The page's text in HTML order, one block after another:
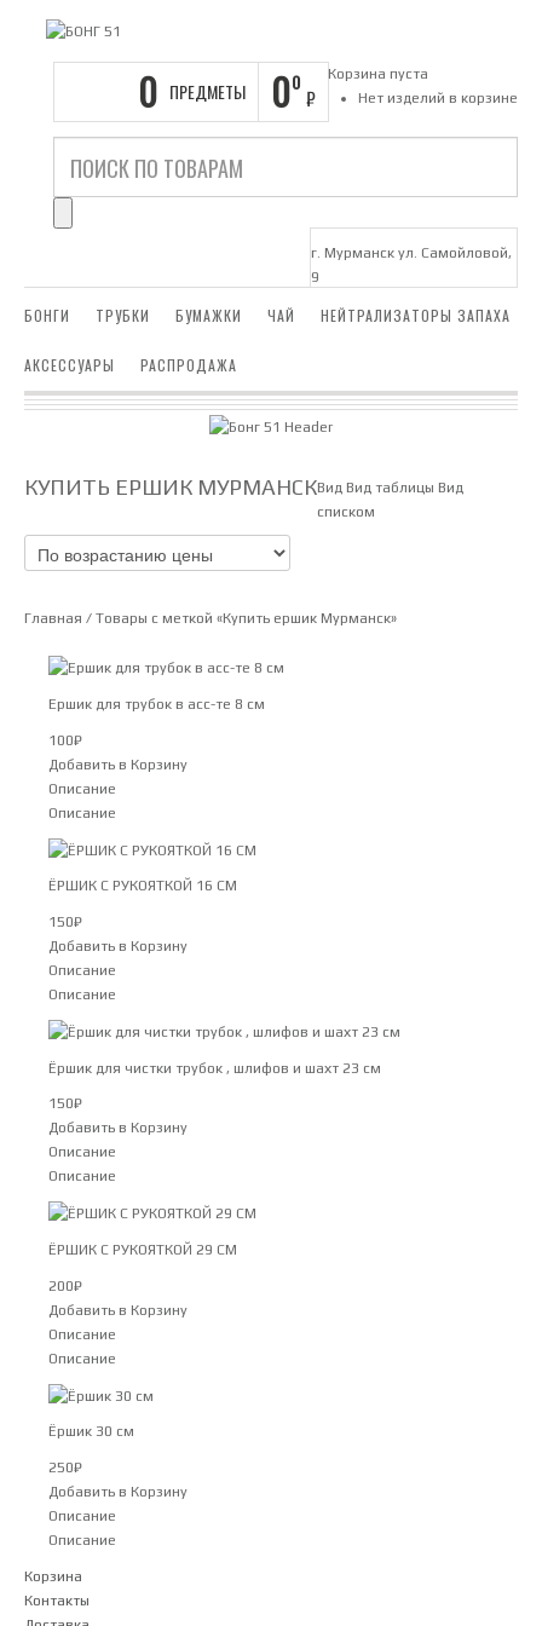
0 ПРЕДМЕТЫ 00
₽
Корзина пуста
Нет изделий в корзине
г. Мурманск ул. Самойловой,
9
БОНГИ ТРУБКИ БУМАЖКИ ЧАЙ НЕЙТРАЛИЗАТОРЫ ЗАПАХА
АКСЕССУАРЫ РАСПРОДАЖА
КУПИТЬ ЕРШИК МУРМАНСКВид Вид таблицы Вид
списком
Главная / Товары с меткой «Купить ершик Мурманск»
Ершик для трубок в асс-те 8 см
100₽
Добавить в Корзину
Описание
Описание
ЁРШИК С РУКОЯТКОЙ 16 СМ
150₽
Добавить в Корзину
Описание
Описание
Ёршик для чистки трубок , шлифов и шахт 23 см
150₽
Добавить в Корзину
Описание
Описание
ЁРШИК С РУКОЯТКОЙ 29 СМ
200₽
Добавить в Корзину
Описание
Описание
Ёршик 30 см
250₽
Добавить в Корзину
Описание
Описание
Корзина
Контакты